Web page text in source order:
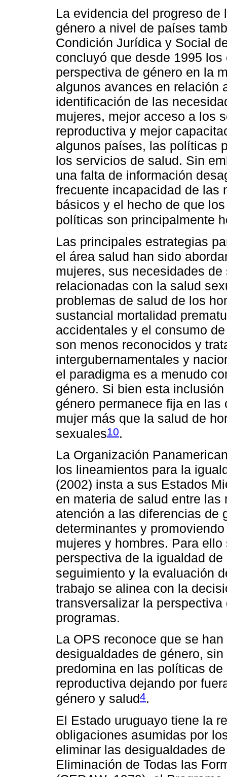
La evidencia del progreso
género a nivel de países
Condición Jurídica y Social
concluyó que desde 1995
perspectiva de género en la
algunos avances en relación
identificación de las
mujeres, mejor acceso a los
reproductiva y mejor
algunos países, las políticas
los servicios de salud. Sin
una falta de información
frecuente incapacidad de las
básicos y el hecho de que
políticas son principalmente
Las principales estrategias
el área salud han sido
mujeres, sus necesidades
relacionadas con la salud
problemas de salud de los
sustancial mortalidad
accidentales y el consumo
son menos reconocidos y
intergubernamentales y
el paradigma es a menudo
género. Si bien esta
género permanece fija en
mujer más que la salud de
sexuales10.
La Organización
los lineamientos para la
(2002) insta a sus Estados
en materia de salud entre
atención a las diferencias de
determinantes y
mujeres y hombres. Para
perspectiva de la igualdad
seguimiento y la evaluación
trabajo se alinea con la
transversalizar la
programas.
La OPS reconoce que se
desigualdades de género,
predomina en las políticas
reproductiva dejando por
género y salud4.
El Estado uruguayo tiene la
obligaciones asumidas por
eliminar las desigualdades
Eliminación de Todas las